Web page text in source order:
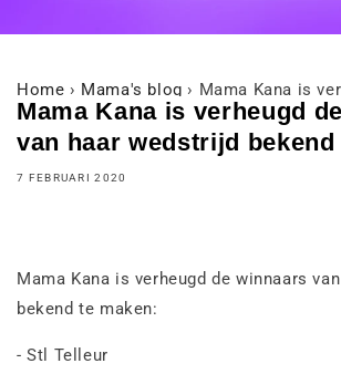
Home › Mama's blog › Mama Kana is
Mama Kana is verheugd
van haar wedstrijd bekend
7 FEBRUARI 2020
Mama Kana is verheugd de winnaars
bekend te maken:
- Stl Telleur